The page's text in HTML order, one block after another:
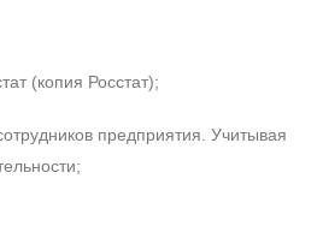
(копия Росстат);
предприятия. Учитывая